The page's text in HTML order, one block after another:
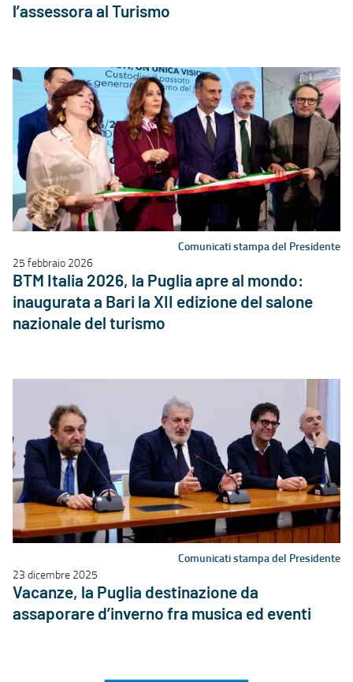
l’assessora al Turismo
Comunicati stampa del Presidente
25 febbraio 2026
BTM Italia 2026, la Puglia apre al mondo:
inaugurata a Bari la XII edizione del salone
nazionale del turismo
Comunicati stampa del Presidente
23 dicembre 2025
Vacanze, la Puglia destinazione da
assaporare d’inverno fra musica ed eventi